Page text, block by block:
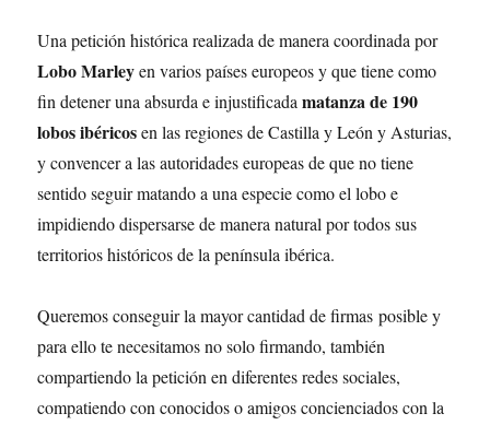
Una petición histórica realizada de manera coordinada por
Lobo Marleyen varios países europeos y que tiene como
fin detener una absurda e injustificadamatanza de 190
lobos ibéricosen las regiones de Castilla y León y Asturias,
y convencer a las autoridades europeas de que no tiene
sentido seguir matando a una especie como el lobo e
impidiendo dispersarse de manera natural por todos sus
territorios históricos de la península ibérica.
Queremos conseguir la mayor cantidad de firmas posible y
para ello te necesitamos no solo firmando, también
compartiendo la petición en diferentes redes sociales,
compatiendo con conocidos o amigos concienciados con la